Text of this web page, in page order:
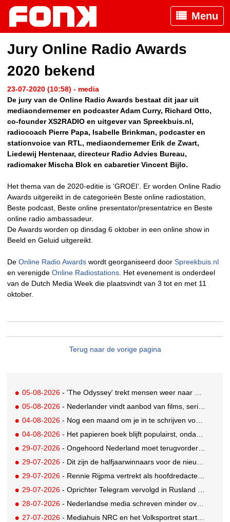
Menu
Jury Online Radio Awards
2020 bekend
23-07-2020 (10:58) - media
De jury van de Online Radio Awards bestaat dit jaar uit
mediaondernemer en podcaster Adam Curry, Richard Otto,
co-founder XS2RADIO en uitgever van Spreekbuis.nl,
radiocoach Pierre Papa, Isabelle Brinkman, podcaster en
stationvoice van RTL, mediaondernemer Erik de Zwart,
Liedewij Hentenaar, directeur Radio Advies Bureau,
radiomaker Mischa Blok en cabaretier Vincent Bijlo.
Het thema van de 2020-editie is ‘GROEI’. Er worden Online Radio
Awards uitgereikt in de categorieën Beste online radiostation,
Beste podcast, Beste online presentator/presentatrice en Beste
online radio ambassadeur.
De Awards worden op dinsdag 6 oktober in een online show in
Beeld en Geluid uitgereikt.
De Online Radio Awards wordt georganiseerd door Spreekbuis.nl
en verenigde Online Radiostations . Het evenement is onderdeel
van de Dutch Media Week die plaatsvindt van 3 tot en met 11
oktober.
Terug naar de vorige pagina
05-08-2026 - 'The Odyssey' trekt mensen weer naar de bioscoop
05-08-2026 - Nederlander vindt aanbod van films, series en sport vaak versnipperd
04-08-2026 - Nog een maand om je in te schrijven voor de Mercurs 2026
04-08-2026 - Het papieren boek blijft populairst, ondanks digitale alternatieven
29-07-2026 - Ongehoord Nederland moet terugvordering betalen aan Commissariaat voor de Media
29-07-2026 - Dit zijn de halfjaarwinnaars voor de nieuwe Ster Goede Loeki 2026
29-07-2026 - Rennie Rijpma vertrekt als hoofdredacteur van het AD
29-07-2026 - Oprichter Telegram vervolgd in Rusland voor 'hulp aan terroristen'
28-07-2026 - Nederlandse media schreven minder over dit WK
27-07-2026 - Mediahuis NRC en het Volksportret starten strategisch partnership voor AI-gedreven marktonderzoek